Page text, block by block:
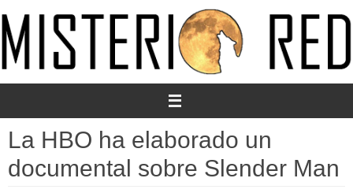
al
contenido
La HBO ha elaborado un
documental sobre Slender Man